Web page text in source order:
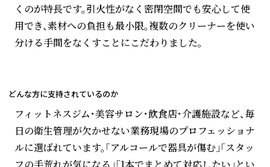
くのが特長です。引火性がなく密閉空間でも安心して使
用でき、素材への負担も最小限。複数のクリーナーを使い
分ける手間をなくすことにこだわりました。
どんな方に支持されているのか
フィットネスジム・美容サロン・飲食店・介護施設など、毎
日の衛生管理が欠かせない業務現場のプロフェッショナ
ルに選ばれています。「アルコールで器具が傷む」「スタッ